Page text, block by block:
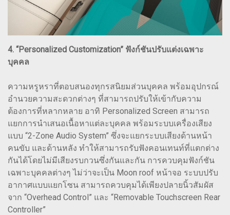
4. “Personalized Customization” ฟังก์ชันปรับแต่งเฉพาะ
บุคคล
ความหรูหราที่ตอบสนองทุกรสนิยมส่วนบุคคล พร้อมอุปกรณ์
อำนวยความสะดวกต่างๆ ที่สามารถปรับให้เข้ากับความ
ต้องการที่หลากหลาย อาทิ Personalized Screen สามารถ
แยกการนำเสนอเนื้อหาแต่ละบุคคล พร้อมระบบเครื่องเสียง
แบบ “2-Zone Audio System” ซึ่งจะแยกระบบเสียงด้านหน้า
คนขับ และด้านหลัง ทำให้สามารถรับฟังคอนเทนท์ที่แตกต่าง
กันได้โดยไม่มีเสียงรบกวนซึ่งกันและกัน การควบคุมฟังก์ชัน
เฉพาะบุคคลต่างๆ ไม่ว่าจะเป็น Moon roof หน้าจอ ระบบปรับ
อากาศแบบแยกโซน สามารถควบคุมได้เพียงปลายนิ้วสัมผัส
จาก “Overhead Control” และ “Removable Touchscreen Rear
Controller”